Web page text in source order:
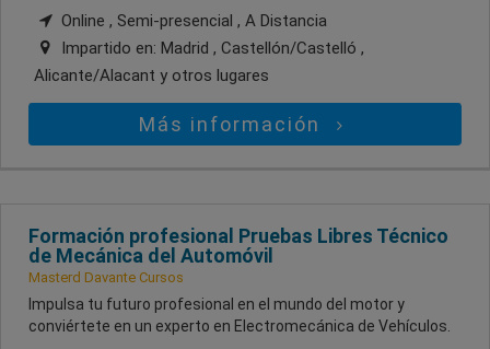
Online , Semi-presencial , A Distancia
Impartido en: Madrid , Castellón/Castelló ,
Alicante/Alacant y otros lugares
Más información
Formación profesional Pruebas Libres Técnico
de Mecánica del Automóvil
Masterd Davante Cursos
Impulsa tu futuro profesional en el mundo del motor y
conviértete en un experto en Electromecánica de Vehículos.